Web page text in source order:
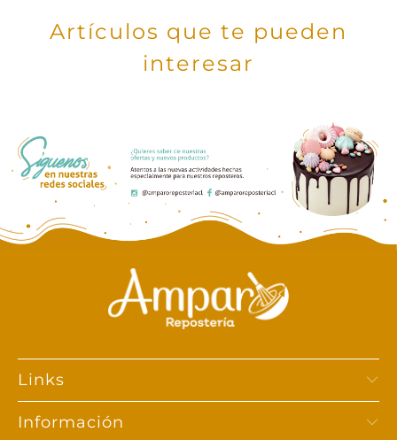
Artículos que te pueden
interesar
Links
Información